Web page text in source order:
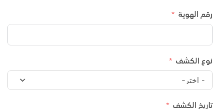
رقم الهوية
نوع الكشف
تاريخ الكشف